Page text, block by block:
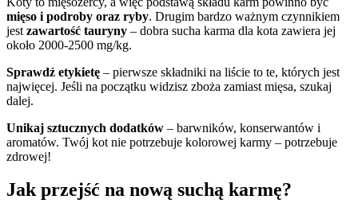
mięso i podroby oraz ryby. Drugim bardzo ważnym czynnikiem
jest zawartość tauryny – dobra sucha karma dla kota zawiera jej
około 2000-2500 mg/kg.
Sprawdź etykietę – pierwsze składniki na liście to te, których jest
najwięcej. Jeśli na początku widzisz zboża zamiast mięsa, szukaj
dalej.
Unikaj sztucznych dodatków – barwników, konserwantów i
aromatów. Twój kot nie potrzebuje kolorowej karmy – potrzebuje
zdrowej!
Jak przejść na nową suchą karmę?